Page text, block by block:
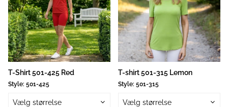
T-Shirt 501-425 Red
Style: 501-425
Vælg størrelse
T-shirt 501-315 Lemon
Style: 501-315
Vælg størrelse